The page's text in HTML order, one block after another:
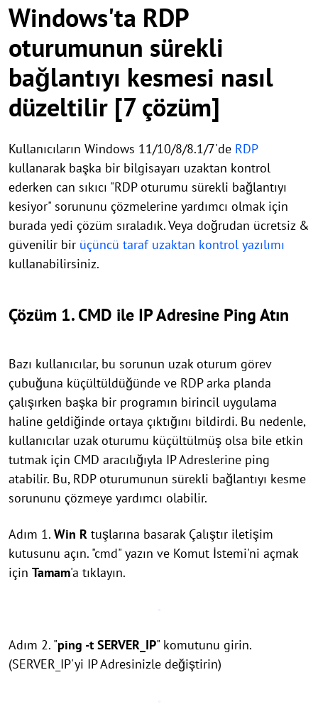
Windows'ta RDP
oturumunun sürekli
bağlantıyı kesmesi nasıl
düzeltilir [7 çözüm]
Kullanıcıların Windows 11/10/8/8.1/7'de RDP
kullanarak başka bir bilgisayarı uzaktan kontrol
ederken can sıkıcı "RDP oturumu sürekli bağlantıyı
kesiyor" sorununu çözmelerine yardımcı olmak için
burada yedi çözüm sıraladık. Veya doğrudan ücretsiz &
güvenilir bir üçüncü taraf uzaktan kontrol yazılımı
kullanabilirsiniz.
Çözüm 1. CMD ile IP Adresine Ping Atın
Bazı kullanıcılar, bu sorunun uzak oturum görev
çubuğuna küçültüldüğünde ve RDP arka planda
çalışırken başka bir programın birincil uygulama
haline geldiğinde ortaya çıktığını bildirdi. Bu nedenle,
kullanıcılar uzak oturumu küçültülmüş olsa bile etkin
tutmak için CMD aracılığıyla IP Adreslerine ping
atabilir. Bu, RDP oturumunun sürekli bağlantıyı kesme
sorununu çözmeye yardımcı olabilir.
Adım 1. Win R tuşlarına basarak Çalıştır iletişim
kutusunu açın. "cmd" yazın ve Komut İstemi'ni açmak
için Tamam'a tıklayın.
Adım 2. "ping -t SERVER_IP" komutunu girin.
(SERVER_IP'yi IP Adresinizle değiştirin)